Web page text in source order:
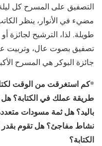
التصفيق على المسرح كل
مضيء في الأنوار، ينظر
طويلة. لذا، الترشيح لجائزة
تصفيق بصوت عال، وتربيت
جائزة البوكر هي المسرح
*كم استغرقت من الوقت
طريقة عملك في الكتابة؟ هل
باليد؟ هل ثمة مسودات
نشاط مفاجئ؟ هل تقوم بقدر
الكتابة؟